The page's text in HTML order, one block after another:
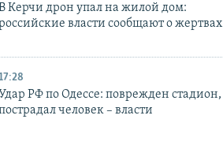
Керчи дрон упал на жилой дом:
власти сообщают о жертвах
Удар РФ по Одессе: поврежден стадион,
человек – власти